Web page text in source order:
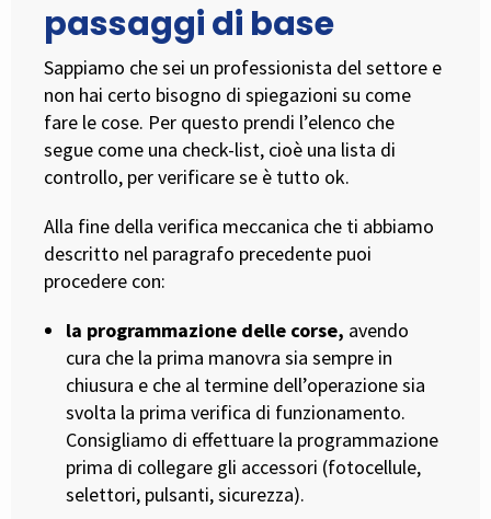
passaggi di base
Sappiamo che sei un professionista del settore e
non hai certo bisogno di spiegazioni su come
fare le cose. Per questo prendi l’elenco che
segue come una check-list, cioè una lista di
controllo, per verificare se è tutto ok.
Alla fine della verifica meccanica che ti abbiamo
descritto nel paragrafo precedente puoi
procedere con:
la programmazione delle corse, avendo
cura che la prima manovra sia sempre in
chiusura e che al termine dell’operazione sia
svolta la prima verifica di funzionamento.
Consigliamo di effettuare la programmazione
prima di collegare gli accessori (fotocellule,
selettori, pulsanti, sicurezza).